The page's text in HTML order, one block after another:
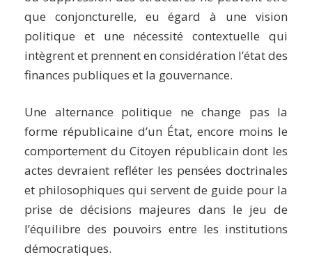
que conjoncturelle, eu égard à une vision
politique et une nécessité contextuelle qui
intègrent et prennent en considération l’état des
finances publiques et la gouvernance.
Une alternance politique ne change pas la
forme républicaine d’un État, encore moins le
comportement du Citoyen républicain dont les
actes devraient refléter les pensées doctrinales
et philosophiques qui servent de guide pour la
prise de décisions majeures dans le jeu de
l’équilibre des pouvoirs entre les institutions
démocratiques.